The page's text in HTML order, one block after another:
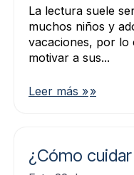
La lectura suele
muchos niños y
vacaciones, por lo
motivar a sus...
Leer más »
¿Cómo